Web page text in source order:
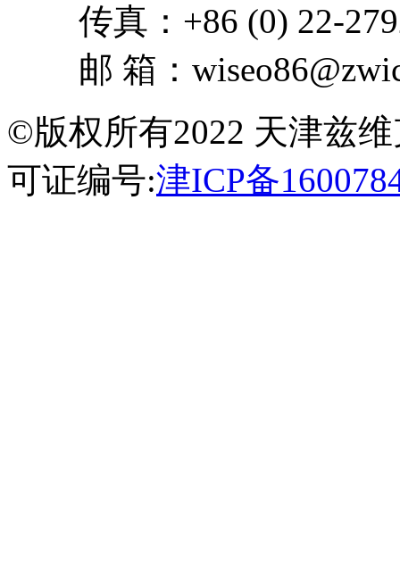
传真：+86 (0) 22-
邮 箱：
©版权所有2022 天津兹
可证编号:津ICP备